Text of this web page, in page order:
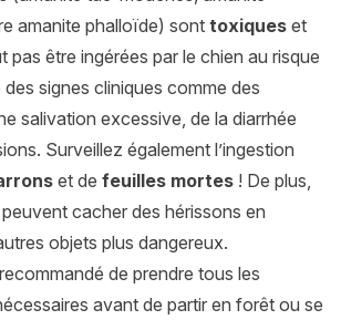
amanite phalloïde) sont toxiques et
pas être ingérées par le chien au risque
signes cliniques comme des
salivation excessive, de la diarrhée
Surveillez également l’ingestion
et de feuilles mortes ! De plus,
cacher des hérissons en
objets plus dangereux.
de prendre tous les
avant de partir en forêt ou se